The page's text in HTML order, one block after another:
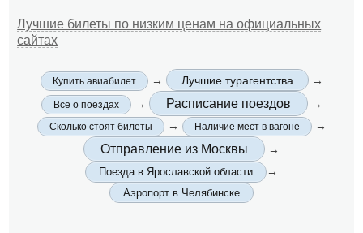
Лучшие билеты по низким ценам на официальных
сайтах
Купить авиабилет → Лучшие турагентства →
Все о поездах → Расписание поездов →
Сколько стоят билеты → Наличие мест в вагоне →
Отправление из Москвы →
Поезда в Ярославской области →
Аэропорт в Челябинске